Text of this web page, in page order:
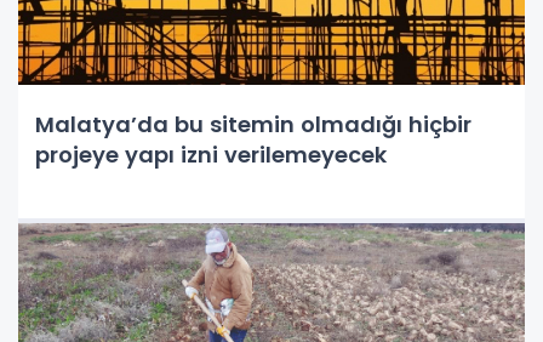
Malatya’da bu sitemin olmadığı hiçbir
projeye yapı izni verilemeyecek